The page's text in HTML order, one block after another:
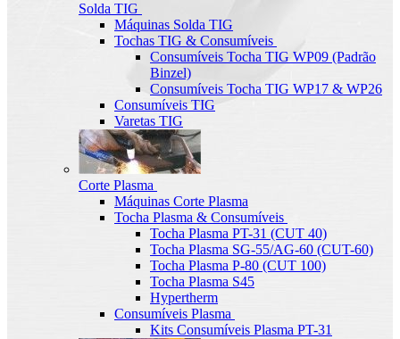
Solda TIG
Máquinas Solda TIG
Tochas TIG & Consumíveis
Consumíveis Tocha TIG WP09 (Padrão
Binzel)
Consumíveis Tocha TIG WP17 & WP26
Consumíveis TIG
Varetas TIG
Corte Plasma
Máquinas Corte Plasma
Tocha Plasma & Consumíveis
Tocha Plasma PT-31 (CUT 40)
Tocha Plasma SG-55/AG-60 (CUT-60)
Tocha Plasma P-80 (CUT 100)
Tocha Plasma S45
Hypertherm
Consumíveis Plasma
Kits Consumíveis Plasma PT-31